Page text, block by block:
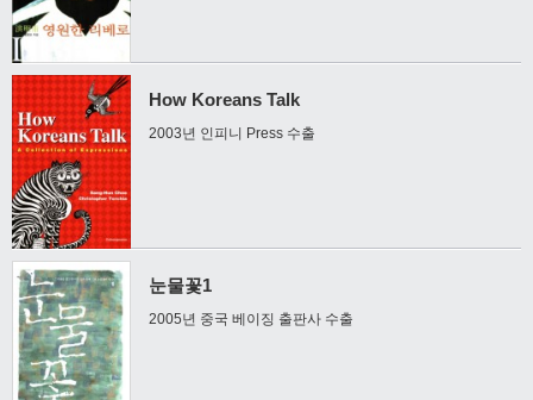
How Koreans Talk
2003년 인피니 Press 수출
눈물꽃1
2005년 중국 베이징 출판사 수출